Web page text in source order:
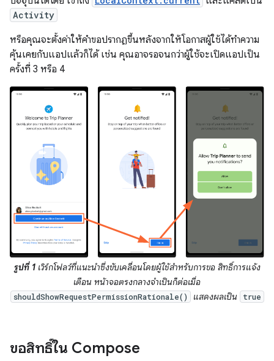
Activity
หรือคุณจะตั้งค่าให้คำขอปรากฏขึ้นหลังจากให้โอกาสผู้ใช้ได้ทำความ
คุ้นเคยกับแอปแล้วก็ได้ เช่น คุณอาจรอจนกว่าผู้ใช้จะเปิดแอปเป็น
ครั้งที่ 3 หรือ 4
รูปที่ 1เวิร์กโฟลว์ที่แนะนำซึ่งขับเคลื่อนโดยผู้ใช้สำหรับการขอ สิทธิ์การแจ้ง
เตือน หน้าจอตรงกลางจำเป็นก็ต่อเมื่อ
shouldShowRequestPermissionRationale() แสดงผลเป็น true
ขอสิทธิ์ใน Compose